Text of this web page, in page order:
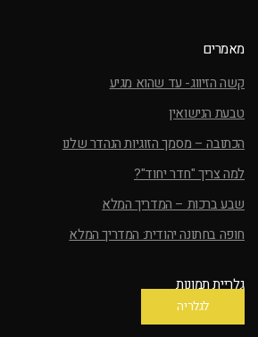
מאמרים
קשה הזיווג- עד שהוא מגיע
טבעת הנישואין
הכתובה – מסמך הזוגיות הנהדר שלנו
למה צריך "חדר יחוד"?
שבע ברכות – המדריך המלא
חופה בחתונה יהודית: המדריך המלא
גלריית תמונות
לגלריה